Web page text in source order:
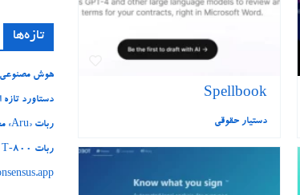
Spellbook
دستیار حقوقی
تازه‌ها
هوش مصنوعی
دستاورد
ربات «Aru» محصول شرکت فرانسوی Nio Robotics
ربات T‑800